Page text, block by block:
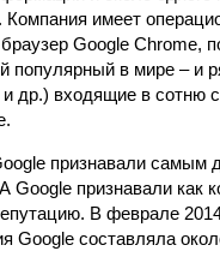
имеет
Google Chrome,
популярный в мире – и
и др.) входящие в сотню
признавали самым
Google признавали как
В феврале
Google составляла